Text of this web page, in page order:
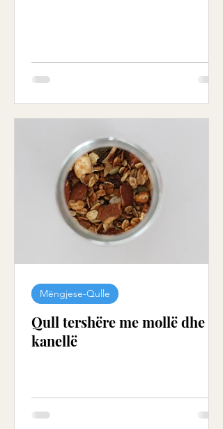
Qull tershëre me mollë dhe
kanellë
Mëngjese-Qulle